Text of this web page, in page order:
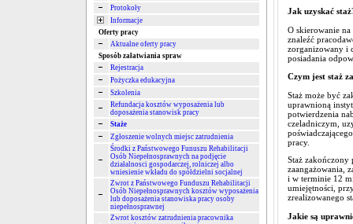
Protokoły
Informacje
Oferty pracy
Aktualne oferty pracy
Sposób załatwiania spraw
Rejestracja
Pożyczka edukacyjna
Szkolenia
Refundacja kosztów wyposażenia lub
doposażenia stanowisk pracy
Staże
Zgłoszenie wolnych miejsc zatrudnienia
Środki z Państwowego Funuszu Rehabilitacji
Osób Niepełnosprawnych na podjęcie
działalnosci gospodarczej, rolniczej albo
wniesienie wkładu do spółdzielni socjalnej
Zwrot z Państwowego Funduszu Rehabilitacji
Osób Niepełnosprawnych kosztów wyposażenia
lub doposażenia stanowiska pracy osoby
niepełnosprawnej
Zwrot kosztów zatrudnienia pracownika
Jak uzyskać
O skierowanie
znaleźć
zorganizowany i
posiadania
Czym jest staż
Staż może być
uprawnioną
potwierdzenia
czeladniczym,
pracy.
Staż zakończony
zaangażowania,
i w terminie 12
umiejętności,
zrealizowanego
Jakie są